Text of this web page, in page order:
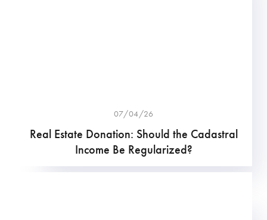
07/04/26
Real Estate Donation: Should the Cadastral
Income Be Regularized?